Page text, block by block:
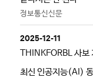
정보통신신문
2025-12-11
THINKFORBL 사보
최신 인공지능(AI)